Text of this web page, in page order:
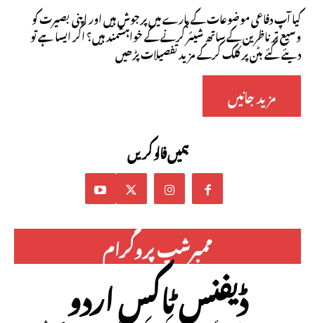
کیا آپ دفاعی موضوعات کے بارے میں پرجوش ہیں اور اپنی بصیرت کو
وسیع تر ناظرین کے ساتھ شیئر کرنے کے خواہشمند ہیں؟ اگر ایسا ہے تو
دیئے گئے بٹن پر کلک کرکے مزید تفصیلات پڑھیں
مزید جانیں
ہمیں فالو کریں
ممبرشپ پروگرام
ڈیفنس ٹاکس اردو